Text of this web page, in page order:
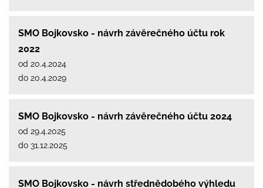
SMO Bojkovsko - návrh závěrečného účtu rok
2022
od 20.4.2024
do 20.4.2029
SMO Bojkovsko - návrh závěrečného účtu 2024
od 29.4.2025
do 31.12.2025
SMO Bojkovsko - návrh střednědobého výhledu